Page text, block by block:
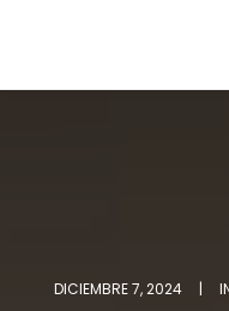
DICIEMBRE 7, 2024 |